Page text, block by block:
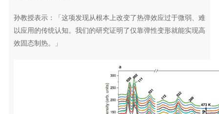
孙教授表示：「这项发现从根本上改变了热弹效应过于微弱、难
以应用的传统认知。我们的研究证明了仅靠弹性变形就能实现高
效固态制热。」